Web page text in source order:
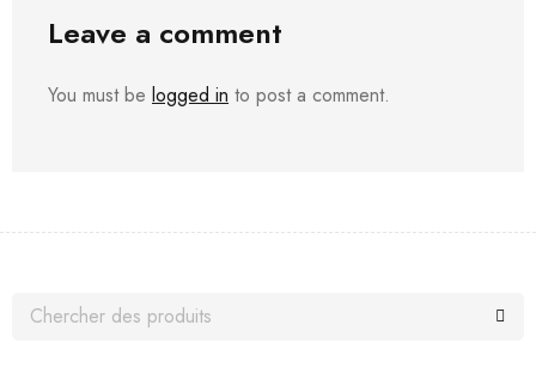
Leave a comment
You must be logged in to post a comment.